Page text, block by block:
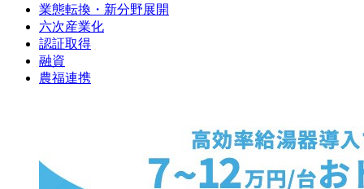
業態転換・新分野展開
六次産業化
認証取得
融資
農福連携